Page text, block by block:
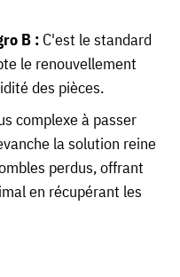
B : C'est le standard
le renouvellement
des pièces.
complexe à passer
la solution reine
perdus, offrant
en récupérant les